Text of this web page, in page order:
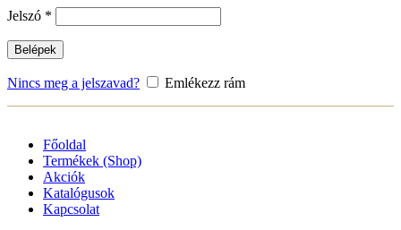
Jelszó *
Belépek
Nincs meg a jelszavad? Emlékezz rám
Főoldal
Termékek (Shop)
Akciók
Katalógusok
Kapcsolat